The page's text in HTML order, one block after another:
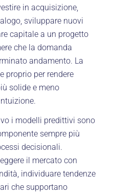
in acquisizione,
sviluppare nuovi
capitale a un progetto
che la domanda
andamento. La
proprio per rendere
solide e meno
i modelli predittivi sono
sempre più
decisionali.
il mercato con
individuare tendenze
che supportano